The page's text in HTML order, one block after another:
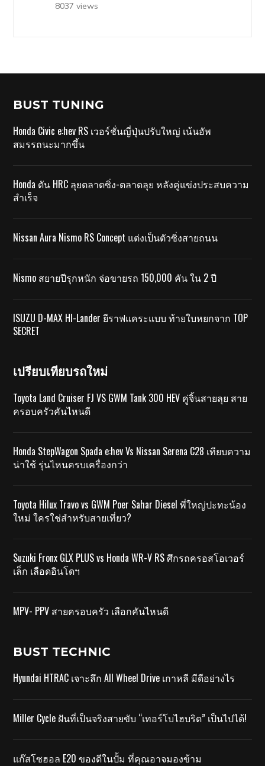
8037 views
BUST TUNING
Honda Civic e:hev RS เวอร์ชั่นญี่ปุ่นปรับใหญ่ เน้นอัพ
สมรรถนะมากขึ้น
Honda ดัน HRC ลุยตลาดซิ่ง-ตลาดลุย หลังคู่แข่งประสบความ
สำเร็จ
Nissan Aura Nismo RS Concept แต่งเป็นตัวซิ่งสายถนน
Nismo สยายปีรุกหนัก จ่อขายรถ 150,000 คัน ใน 2 ปี
ISUZU D-MAX HI-Lander ยีราฟแคระแบบ ท้ายใบหยกจาก TOP
SECRET
เปรียบเทียบรถใหม่
Toyota Land Cruiser FJ VS GWM Tank 300 HEV คู่จิ้นสายลุย สาย
ครอบครัวคันไหนดี
Honda StepWagon Spada e:hev Vs Nissan Serena C28 เทียบความ
น่าใช้ รุ่นไหนครบเครื่องกว่า
Toyota Hilux Travo vs GWM Poer Sahar Diesel พี่ใหญ่ปะทะน้อง
ใหม่ ใครใช่สำหรับสายเที่ยว?
Suzuki Fronx GLX PLUS vs Honda WR-V RS ศึกรถครอสโอเวอร์
เล็ก เลือดอินโดฯ
MPV- PPV สายครอบครัว เลือกคันไหนดี
BUST TECHNIC
Hyundai HTRAC เจาะลึก All Wheel Drive เกาหลี มีดีอย่างไร
Miller Cycle ฝันที่เป็นจริงสายขับ “เทอร์โบไฮบริด” เป็นไปได้!
แก๊สโซฮอล E20 ของดีในปั้ม ที่คุณอาจมองข้าม